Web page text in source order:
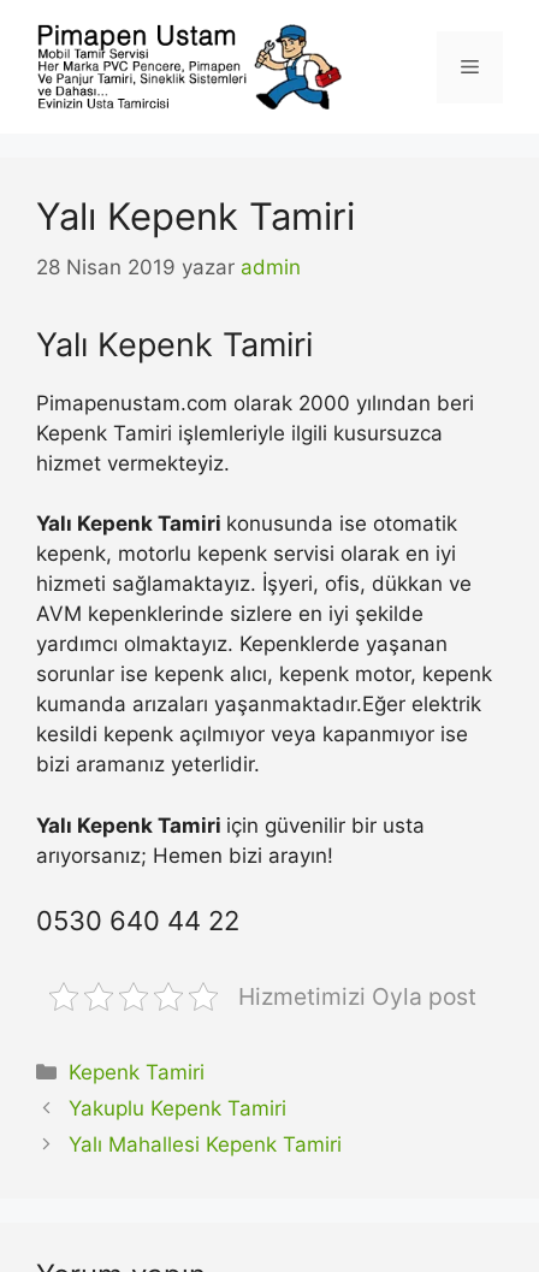
Menü
Yalı Kepenk Tamiri
28 Nisan 2019 yazar admin
Yalı Kepenk Tamiri
Pimapenustam.com olarak 2000 yılından beri
Kepenk Tamiri işlemleriyle ilgili kusursuzca
hizmet vermekteyiz.
Yalı Kepenk Tamiri konusunda ise otomatik
kepenk, motorlu kepenk servisi olarak en iyi
hizmeti sağlamaktayız. İşyeri, ofis, dükkan ve
AVM kepenklerinde sizlere en iyi şekilde
yardımcı olmaktayız. Kepenklerde yaşanan
sorunlar ise kepenk alıcı, kepenk motor, kepenk
kumanda arızaları yaşanmaktadır.Eğer elektrik
kesildi kepenk açılmıyor veya kapanmıyor ise
bizi aramanız yeterlidir.
Yalı Kepenk Tamiri için güvenilir bir usta
arıyorsanız; Hemen bizi arayın!
0530 640 44 22
Hizmetimizi Oyla post
Kategoriler
Kepenk Tamiri
Yakuplu Kepenk Tamiri
Yalı Mahallesi Kepenk Tamiri